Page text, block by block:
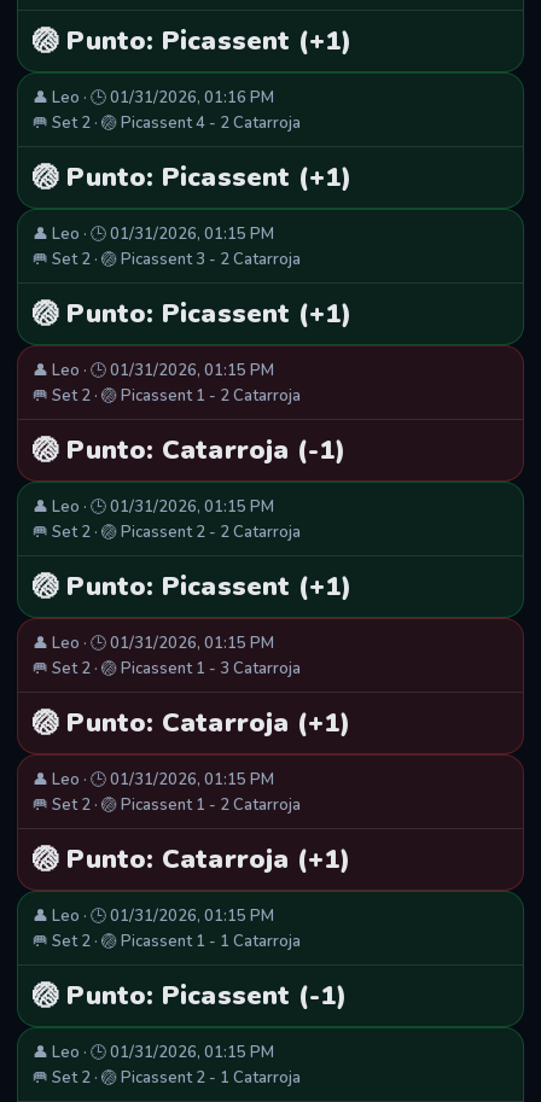
🏐 Punto: Picassent (+1)
👤 Leo · 🕒 01/31/2026, 01:16 PM
🥅 Set 2 · 🏐 Picassent 4 - 2 Catarroja
🏐 Punto: Picassent (+1)
👤 Leo · 🕒 01/31/2026, 01:15 PM
🥅 Set 2 · 🏐 Picassent 3 - 2 Catarroja
🏐 Punto: Picassent (+1)
👤 Leo · 🕒 01/31/2026, 01:15 PM
🥅 Set 2 · 🏐 Picassent 1 - 2 Catarroja
🏐 Punto: Catarroja (-1)
👤 Leo · 🕒 01/31/2026, 01:15 PM
🥅 Set 2 · 🏐 Picassent 2 - 2 Catarroja
🏐 Punto: Picassent (+1)
👤 Leo · 🕒 01/31/2026, 01:15 PM
🥅 Set 2 · 🏐 Picassent 1 - 3 Catarroja
🏐 Punto: Catarroja (+1)
👤 Leo · 🕒 01/31/2026, 01:15 PM
🥅 Set 2 · 🏐 Picassent 1 - 2 Catarroja
🏐 Punto: Catarroja (+1)
👤 Leo · 🕒 01/31/2026, 01:15 PM
🥅 Set 2 · 🏐 Picassent 1 - 1 Catarroja
🏐 Punto: Picassent (-1)
👤 Leo · 🕒 01/31/2026, 01:15 PM
🥅 Set 2 · 🏐 Picassent 2 - 1 Catarroja